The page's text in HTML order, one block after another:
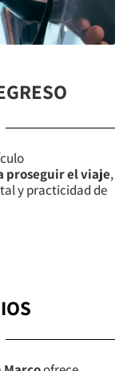
proseguir el viaje,
y practicidad de